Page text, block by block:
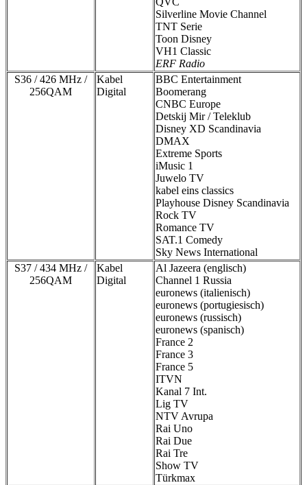
Silverline Movie Channel
TNT Serie
Toon Disney
VH1 Classic
ERF Radio
S36 / 426 MHz /
256QAM
Kabel
Digital
BBC Entertainment
Boomerang
CNBC Europe
Detskij Mir / Teleklub
Disney XD Scandinavia
DMAX
Extreme Sports
iMusic 1
Juwelo TV
kabel eins classics
Playhouse Disney Scandinavia
Rock TV
Romance TV
SAT.1 Comedy
Sky News International
S37 / 434 MHz /
256QAM
Kabel
Digital
Al Jazeera (englisch)
Channel 1 Russia
euronews (italienisch)
euronews (portugiesisch)
euronews (russisch)
euronews (spanisch)
France 2
France 3
France 5
ITVN
Kanal 7 Int.
Lig TV
NTV Avrupa
Rai Uno
Rai Due
Rai Tre
Show TV
Türkmax